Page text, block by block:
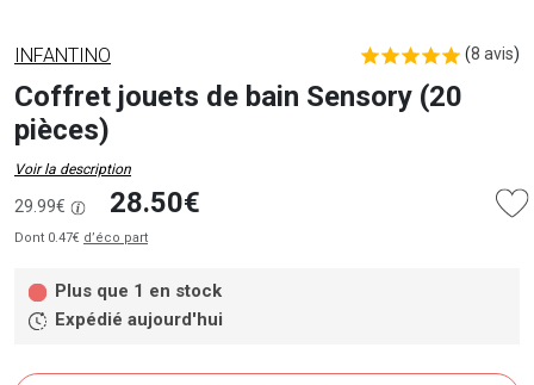
INFANTINO (8 avis)
Coffret jouets de bain Sensory (20
pièces)
Voir la description
29.99€ 28.50€
Dont 0.47€ d’éco part
Plus que 1 en stock
Expédié aujourd'hui